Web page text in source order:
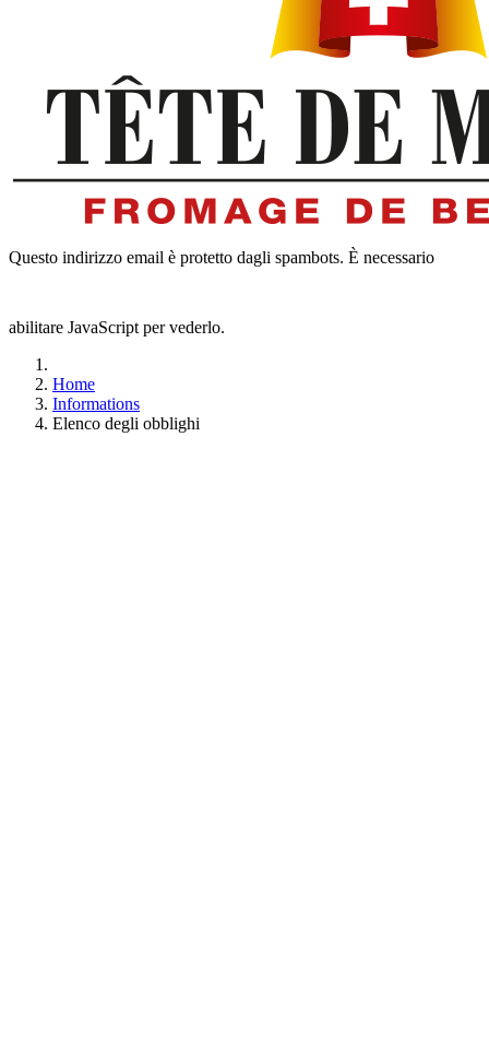
Questo indirizzo email è protetto dagli spambots. È necessario
abilitare JavaScript per vederlo.
Home
Informations
Elenco degli obblighi